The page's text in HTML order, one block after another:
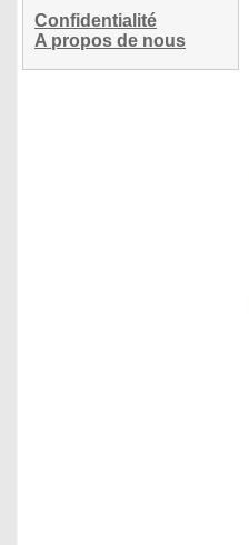
Confidentialité
A propos de nous